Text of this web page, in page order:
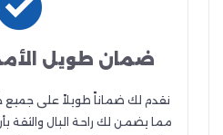
ضمان طويل
نقدم لك ضماناً طويلاً على جميع
مما يضمن لك راحة البال والثقة